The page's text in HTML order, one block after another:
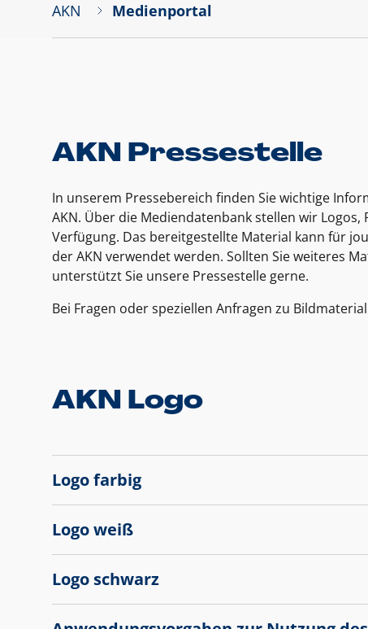
AKN Medienportal
AKN Pressestelle
In unserem Pressebereich finden Sie wichtige
AKN. Über die Mediendatenbank stellen wir
Verfügung. Das bereitgestellte Material kann für
der AKN verwendet werden. Sollten Sie weiteres
unterstützt Sie unsere Pressestelle gerne.
Bei Fragen oder speziellen Anfragen zu
AKN Logo
Logo farbig
Logo weiß
Logo schwarz